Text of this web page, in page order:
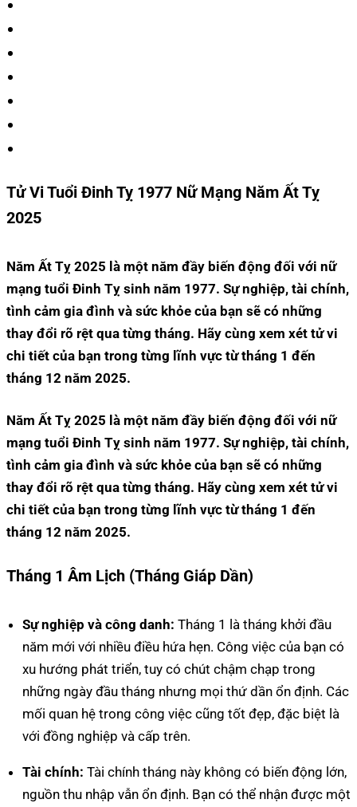
Tử Vi Tuổi Đinh Tỵ 1977 Nữ Mạng Năm Ất Tỵ
2025
Năm Ất Tỵ 2025 là một năm đầy biến động đối với nữ
mạng tuổi Đinh Tỵ sinh năm 1977. Sự nghiệp, tài chính,
tình cảm gia đình và sức khỏe của bạn sẽ có những
thay đổi rõ rệt qua từng tháng. Hãy cùng xem xét tử vi
chi tiết của bạn trong từng lĩnh vực từ tháng 1 đến
tháng 12 năm 2025.
Năm Ất Tỵ 2025 là một năm đầy biến động đối với nữ
mạng tuổi Đinh Tỵ sinh năm 1977. Sự nghiệp, tài chính,
tình cảm gia đình và sức khỏe của bạn sẽ có những
thay đổi rõ rệt qua từng tháng. Hãy cùng xem xét tử vi
chi tiết của bạn trong từng lĩnh vực từ tháng 1 đến
tháng 12 năm 2025.
Tháng 1 Âm Lịch (Tháng Giáp Dần)
Sự nghiệp và công danh: Tháng 1 là tháng khởi đầu
năm mới với nhiều điều hứa hẹn. Công việc của bạn có
xu hướng phát triển, tuy có chút chậm chạp trong
những ngày đầu tháng nhưng mọi thứ dần ổn định. Các
mối quan hệ trong công việc cũng tốt đẹp, đặc biệt là
với đồng nghiệp và cấp trên.
Tài chính: Tài chính tháng này không có biến động lớn,
nguồn thu nhập vẫn ổn định. Bạn có thể nhận được một